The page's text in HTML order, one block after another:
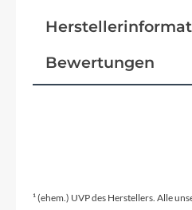
Bewertungen
¹ (ehem.) UVP des Herstellers. Alle